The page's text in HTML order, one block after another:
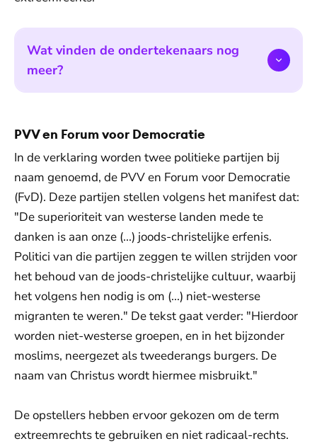
Wat vinden de ondertekenaars nog
meer?
PVV en Forum voor Democratie
In de verklaring worden twee politieke partijen bij
naam genoemd, de PVV en Forum voor Democratie
(FvD). Deze partijen stellen volgens het manifest dat:
"De superioriteit van westerse landen mede te
danken is aan onze (...) joods-christelijke erfenis.
Politici van die partijen zeggen te willen strijden voor
het behoud van de joods-christelijke cultuur, waarbij
het volgens hen nodig is om (...) niet-westerse
migranten te weren." De tekst gaat verder: "Hierdoor
worden niet-westerse groepen, en in het bijzonder
moslims, neergezet als tweederangs burgers. De
naam van Christus wordt hiermee misbruikt."
De opstellers hebben ervoor gekozen om de term
extreemrechts te gebruiken en niet radicaal-rechts.